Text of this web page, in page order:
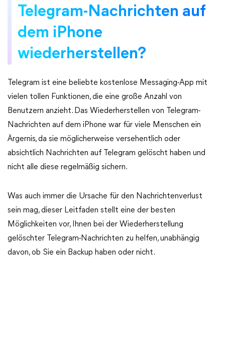
Telegram-Nachrichten auf
dem iPhone
wiederherstellen?
Telegram ist eine beliebte kostenlose Messaging-App mit
vielen tollen Funktionen, die eine große Anzahl von
Benutzern anzieht. Das Wiederherstellen von Telegram-
Nachrichten auf dem iPhone war für viele Menschen ein
Ärgernis, da sie möglicherweise versehentlich oder
absichtlich Nachrichten auf Telegram gelöscht haben und
nicht alle diese regelmäßig sichern.
Was auch immer die Ursache für den Nachrichtenverlust
sein mag, dieser Leitfaden stellt eine der besten
Möglichkeiten vor, Ihnen bei der Wiederherstellung
gelöschter Telegram-Nachrichten zu helfen, unabhängig
davon, ob Sie ein Backup haben oder nicht.